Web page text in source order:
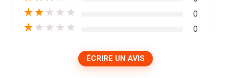
★★ ★ ★ ★ 0
★ ★ ★ ★ ★ 0
ÉCRIRE UN AVIS